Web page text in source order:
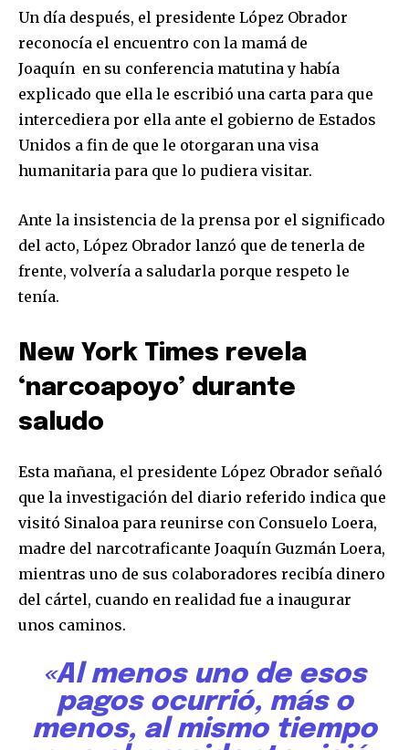
Un día después, el presidente López Obrador
reconocía el encuentro con la mamá de
Joaquín en su conferencia matutina y había
explicado que ella le escribió una carta para que
intercediera por ella ante el gobierno de Estados
Unidos a fin de que le otorgaran una visa
humanitaria para que lo pudiera visitar.
Ante la insistencia de la prensa por el significado
del acto, López Obrador lanzó que de tenerla de
frente, volvería a saludarla porque respeto le
tenía.
New York Times revela
‘narcoapoyo’ durante
saludo
Esta mañana, el presidente López Obrador señaló
que la investigación del diario referido indica que
visitó Sinaloa para reunirse con Consuelo Loera,
madre del narcotraficante Joaquín Guzmán Loera,
mientras uno de sus colaboradores recibía dinero
del cártel, cuando en realidad fue a inaugurar
unos caminos.
«Al menos uno de esos
pagos ocurrió, más o
menos, al mismo tiempo